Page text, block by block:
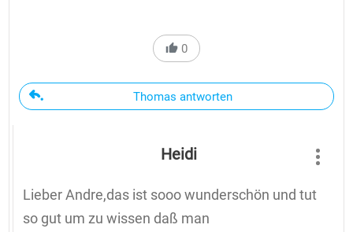
0
Thomas antworten
Heidi
Lieber Andre,das ist sooo wunderschön und tut
so gut um zu wissen daß man